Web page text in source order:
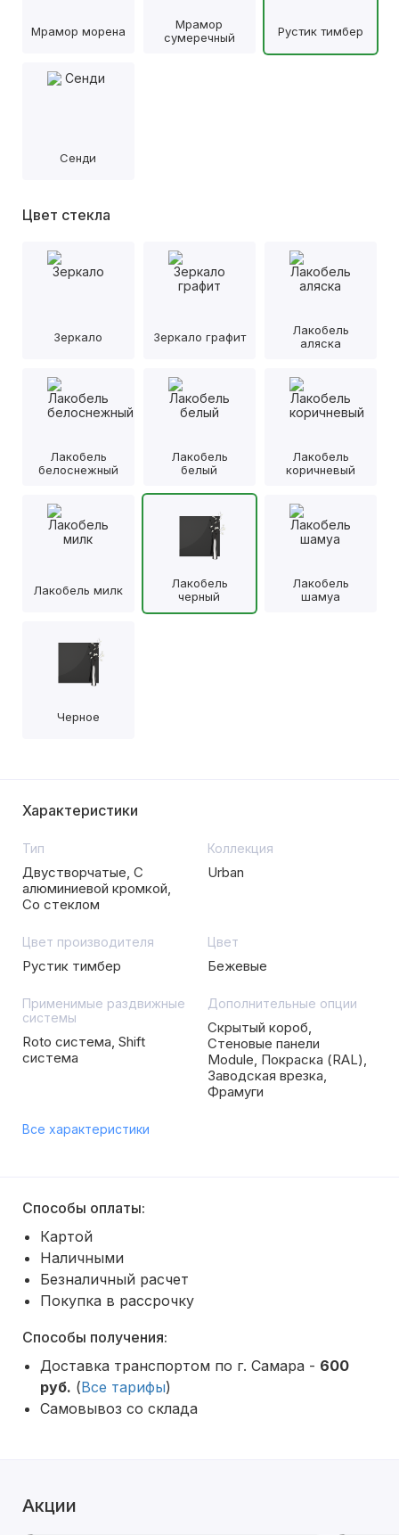
Мрамор морена
Мрамор
сумеречный
Рустик тимбер
Сенди
Цвет стекла
Зеркало Зеркало графит
Лакобель
аляска
Лакобель
белоснежный
Лакобель
белый
Лакобель
коричневый
Лакобель милк
Лакобель
черный
Лакобель
шамуа
Черное
Характеристики
Тип
Двустворчатые, С
алюминиевой кромкой,
Со стеклом
Коллекция
Urban
Цвет производителя
Рустик тимбер
Цвет
Бежевые
Применимые раздвижные
системы
Roto система, Shift
система
Дополнительные опции
Скрытый короб,
Стеновые панели
Module, Покраска (RAL),
Заводская врезка,
Фрамуги
Все характеристики
Способы оплаты:
Картой
Наличными
Безналичный расчет
Покупка в рассрочку
Способы получения:
Доставка транспортом по г. Самара - 600
руб. (Все тарифы)
Самовывоз со склада
Акции